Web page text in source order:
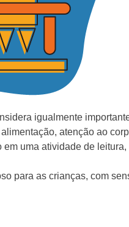
igualmente
atenção ao
uma atividade de
para as crianças, com